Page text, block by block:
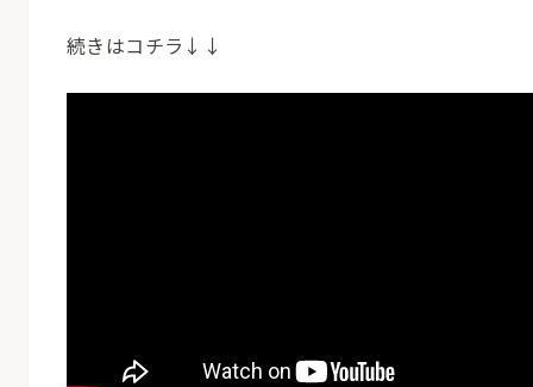
続きはコチラ↓↓